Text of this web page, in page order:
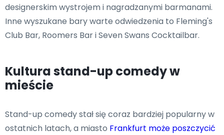
designerskim wystrojem i nagradzanymi barmanami.
Inne wyszukane bary warte odwiedzenia to Fleming's
Club Bar, Roomers Bar i Seven Swans Cocktailbar.
Kultura stand-up comedy w
mieście
Stand-up comedy stał się coraz bardziej popularny w
ostatnich latach, a miasto Frankfurt może poszczycić